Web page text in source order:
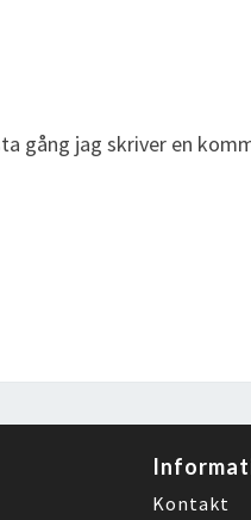
gång jag skriver en
Kontakt